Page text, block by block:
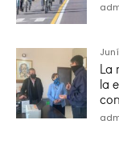
La
la